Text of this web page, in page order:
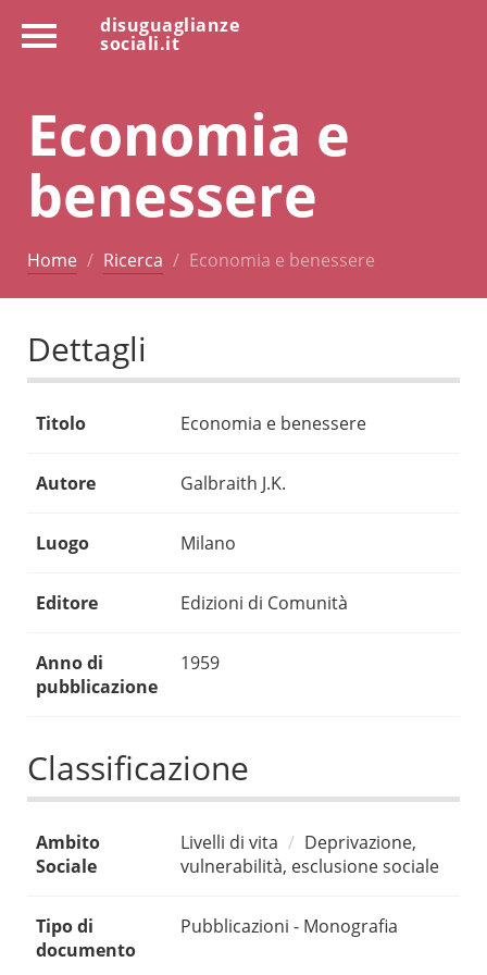
disuguaglianze
sociali.it
Economia e
benessere
Home Ricerca Economia e benessere
Dettagli
Titolo Economia e benessere
Autore Galbraith J.K.
Luogo Milano
Editore Edizioni di Comunità
Anno di
pubblicazione
1959
Classificazione
Ambito
Sociale
Livelli di vita
Deprivazione,
vulnerabilità, esclusione sociale
Tipo di
documento
Pubblicazioni - Monografia